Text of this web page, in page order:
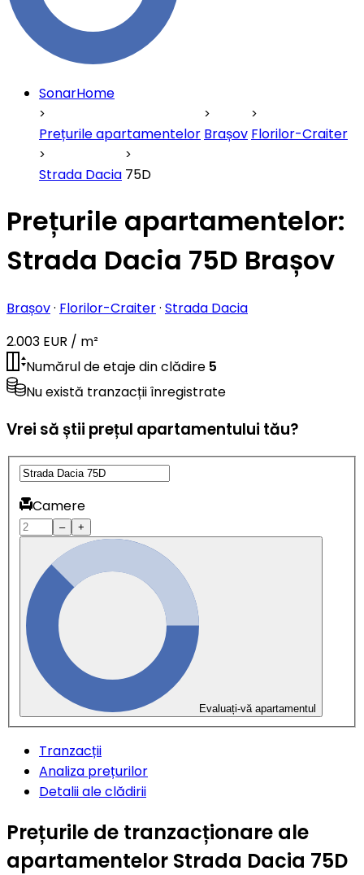
SonarHome
Prețurile apartamentelor Brașov Florilor-Craiter
Strada Dacia 75D
Prețurile apartamentelor:
Strada Dacia 75D Brașov
Brașov· Florilor-Craiter· Strada Dacia
2.003 EUR / m²
Numărul de etaje din clădire 5
Nu există tranzacții înregistrate
Vrei să știi prețul apartamentului tău?
Camere
– +
Evaluați-vă apartamentul
Tranzacții
Analiza prețurilor
Detalii ale clădirii
Prețurile de tranzacționare ale
apartamentelor Strada Dacia 75D